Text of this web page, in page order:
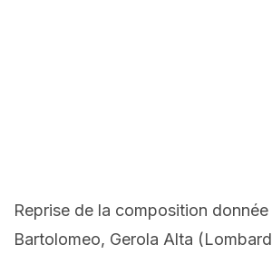
Reprise de la composition
Bartolomeo, Gerola Alta